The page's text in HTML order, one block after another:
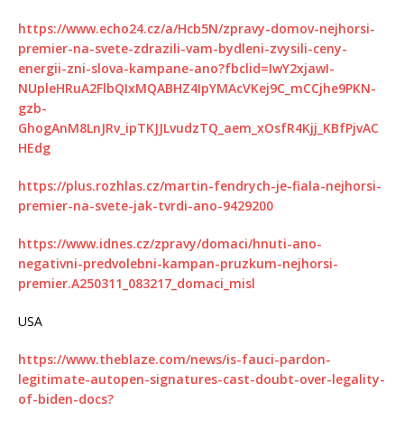
https://www.echo24.cz/a/Hcb5N/zpravy-domov-nejhorsi-
premier-na-svete-zdrazili-vam-bydleni-zvysili-ceny-
energii-zni-slova-kampane-ano?fbclid=IwY2xjawI-
NUpleHRuA2FlbQIxMQABHZ4IpYMAcVKej9C_mCCjhe9PKN-
gzb-
GhogAnM8LnJRv_ipTKJJLvudzTQ_aem_xOsfR4Kjj_KBfPjvAC
HEdg
https://plus.rozhlas.cz/martin-fendrych-je-fiala-nejhorsi-
premier-na-svete-jak-tvrdi-ano-9429200
https://www.idnes.cz/zpravy/domaci/hnuti-ano-
negativni-predvolebni-kampan-pruzkum-nejhorsi-
premier.A250311_083217_domaci_misl
USA
https://www.theblaze.com/news/is-fauci-pardon-
legitimate-autopen-signatures-cast-doubt-over-legality-
of-biden-docs?